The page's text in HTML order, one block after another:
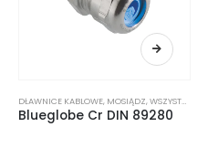
DŁAWNICE KABLOWE, MOSIĄDZ,WSZYSTKIE PRODUKTY
Blueglobe Cr DIN 89280